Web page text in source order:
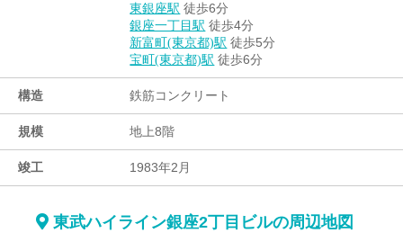
東銀座駅 徒歩6分
銀座一丁目駅 徒歩4分
新富町(東京都)駅 徒歩5分
宝町(東京都)駅 徒歩6分
構造 鉄筋コンクリート
規模 地上8階
竣工 1983年2月
東武ハイライン銀座2丁目ビルの周辺地図